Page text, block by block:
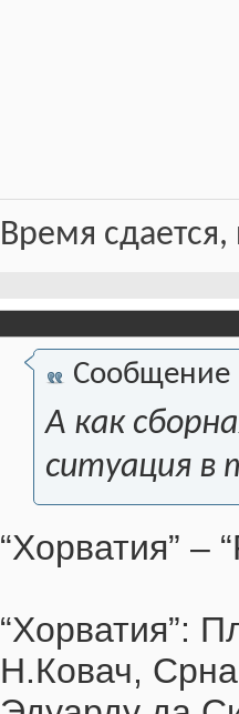
Время сдается,
Сообщение
А как
ситуация в
“Хорватия” –
“Хорватия”:
Н.Ковач,